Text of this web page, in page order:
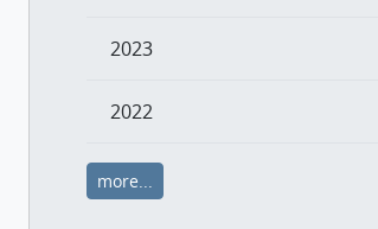
2023
2022
more...